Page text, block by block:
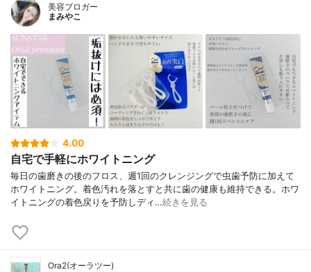
美容ブロガー
まみやこ
4.00
自宅で手軽にホワイトニング
毎日の歯磨きの後のフロス、週1回のクレンジングで虫歯予防に加えて
ホワイトニング。着色汚れを落とすと共に歯の健康も維持できる。ホワ
イトニングの着色戻りを予防しディ…続きを見る
Ora2(オーラツー)